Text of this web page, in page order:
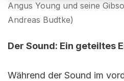
Angus Young und seine
Andreas Budtke)
Der Sound: Ein geteiltes
Während der Sound im